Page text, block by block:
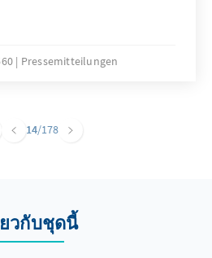
Pressemitteilungen
14/178
วกับชุดนี้